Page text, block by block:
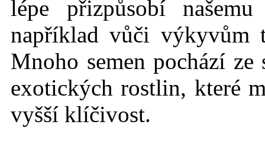
lépe přizpůsobí
například vůči výkyvům
Mnoho semen pochází ze
exotických rostlin, které
vyšší klíčivost.